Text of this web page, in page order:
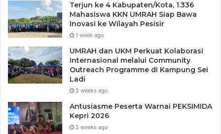
Terjun ke 4 Kabupaten/Kota, 1.336
Mahasiswa KKN UMRAH Siap Bawa
Inovasi ke Wilayah Pesisir
1 week ago
UMRAH dan UKM Perkuat Kolaborasi
Internasional melalui Community
Outreach Programme di Kampung Sei
Ladi
2 weeks ago
Antusiasme Peserta Warnai PEKSIMIDA
Kepri 2026
2 weeks ago